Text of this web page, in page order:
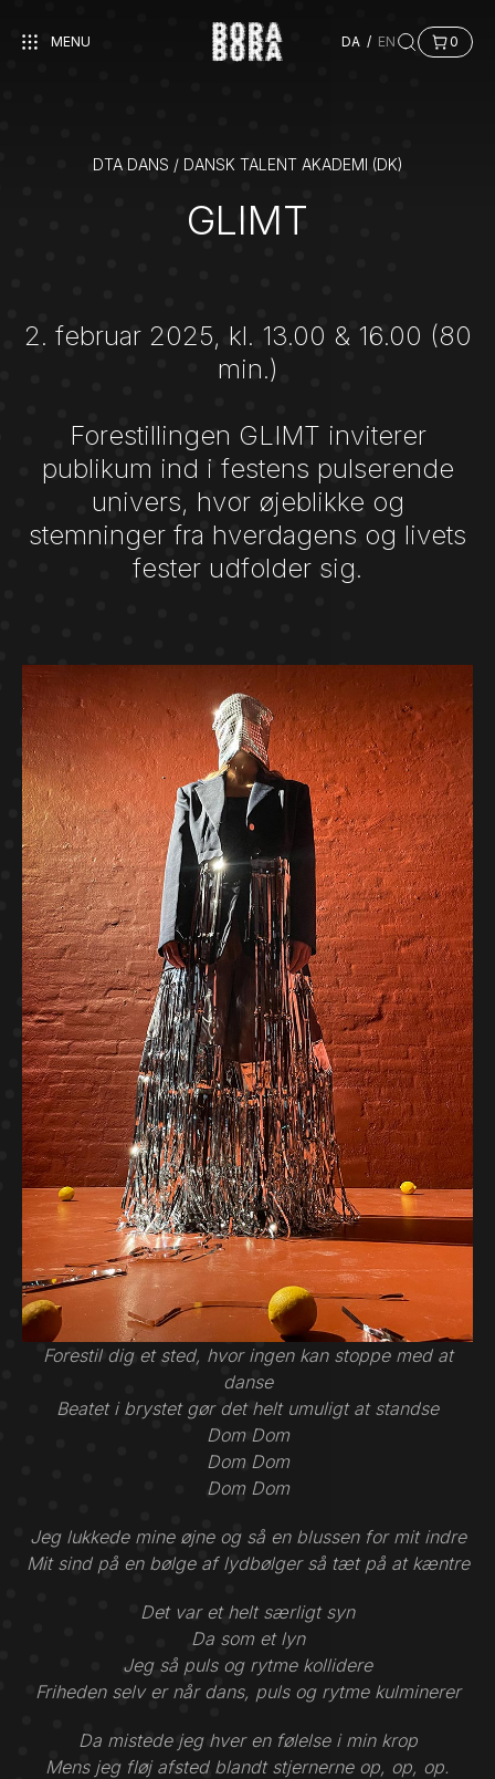
MENU DA / EN 0
DTA DANS / DANSK TALENT AKADEMI (DK)
GLIMT
2. februar 2025, kl. 13.00 & 16.00 (80
min.)
Forestillingen GLIMT inviterer
publikum ind i festens pulserende
univers, hvor øjeblikke og
stemninger fra hverdagens og livets
fester udfolder sig.
Forestil dig et sted, hvor ingen kan stoppe med at
danse
Beatet i brystet gør det helt umuligt at standse
Dom Dom
Dom Dom
Dom Dom
Jeg lukkede mine øjne og så en blussen for mit indre
Mit sind på en bølge af lydbølger så tæt på at kæntre
Det var et helt særligt syn
Da som et lyn
Jeg så puls og rytme kollidere
Friheden selv er når dans, puls og rytme kulminerer
Da mistede jeg hver en følelse i min krop
Mens jeg fløj afsted blandt stjernerne op, op, op.